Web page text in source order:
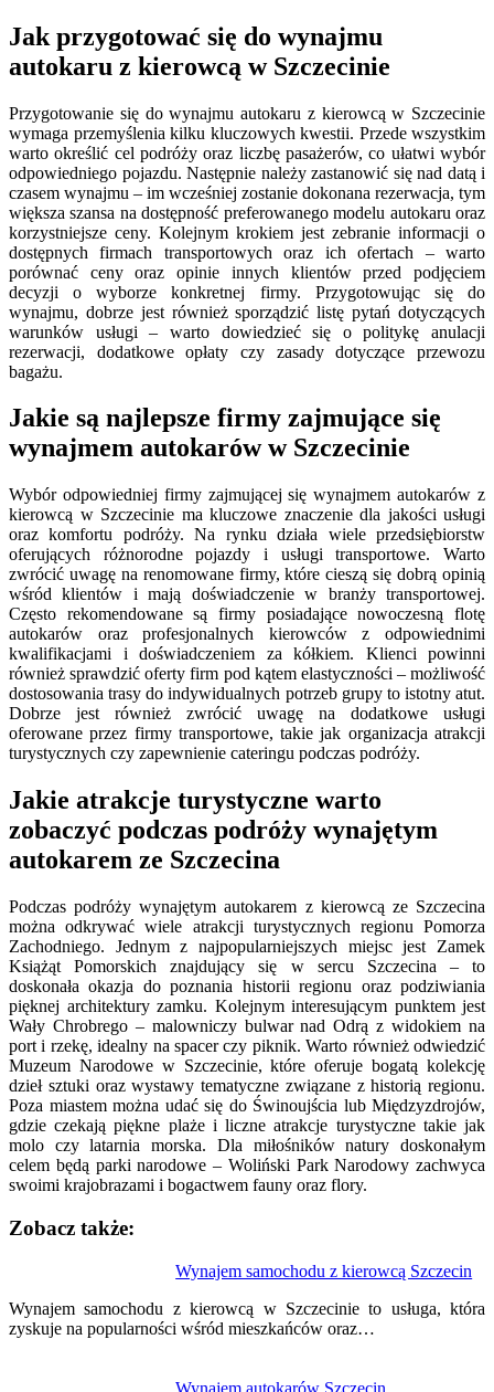
Jak przygotować się do wynajmu
autokaru z kierowcą w Szczecinie
Przygotowanie się do wynajmu autokaru z kierowcą w Szczecinie
wymaga przemyślenia kilku kluczowych kwestii. Przede wszystkim
warto określić cel podróży oraz liczbę pasażerów, co ułatwi wybór
odpowiedniego pojazdu. Następnie należy zastanowić się nad datą i
czasem wynajmu – im wcześniej zostanie dokonana rezerwacja, tym
większa szansa na dostępność preferowanego modelu autokaru oraz
korzystniejsze ceny. Kolejnym krokiem jest zebranie informacji o
dostępnych firmach transportowych oraz ich ofertach – warto
porównać ceny oraz opinie innych klientów przed podjęciem
decyzji o wyborze konkretnej firmy. Przygotowując się do
wynajmu, dobrze jest również sporządzić listę pytań dotyczących
warunków usługi – warto dowiedzieć się o politykę anulacji
rezerwacji, dodatkowe opłaty czy zasady dotyczące przewozu
bagażu.
Jakie są najlepsze firmy zajmujące się
wynajmem autokarów w Szczecinie
Wybór odpowiedniej firmy zajmującej się wynajmem autokarów z
kierowcą w Szczecinie ma kluczowe znaczenie dla jakości usługi
oraz komfortu podróży. Na rynku działa wiele przedsiębiorstw
oferujących różnorodne pojazdy i usługi transportowe. Warto
zwrócić uwagę na renomowane firmy, które cieszą się dobrą opinią
wśród klientów i mają doświadczenie w branży transportowej.
Często rekomendowane są firmy posiadające nowoczesną flotę
autokarów oraz profesjonalnych kierowców z odpowiednimi
kwalifikacjami i doświadczeniem za kółkiem. Klienci powinni
również sprawdzić oferty firm pod kątem elastyczności – możliwość
dostosowania trasy do indywidualnych potrzeb grupy to istotny atut.
Dobrze jest również zwrócić uwagę na dodatkowe usługi
oferowane przez firmy transportowe, takie jak organizacja atrakcji
turystycznych czy zapewnienie cateringu podczas podróży.
Jakie atrakcje turystyczne warto
zobaczyć podczas podróży wynajętym
autokarem ze Szczecina
Podczas podróży wynajętym autokarem z kierowcą ze Szczecina
można odkrywać wiele atrakcji turystycznych regionu Pomorza
Zachodniego. Jednym z najpopularniejszych miejsc jest Zamek
Książąt Pomorskich znajdujący się w sercu Szczecina – to
doskonała okazja do poznania historii regionu oraz podziwiania
pięknej architektury zamku. Kolejnym interesującym punktem jest
Wały Chrobrego – malowniczy bulwar nad Odrą z widokiem na
port i rzekę, idealny na spacer czy piknik. Warto również odwiedzić
Muzeum Narodowe w Szczecinie, które oferuje bogatą kolekcję
dzieł sztuki oraz wystawy tematyczne związane z historią regionu.
Poza miastem można udać się do Świnoujścia lub Międzyzdrojów,
gdzie czekają piękne plaże i liczne atrakcje turystyczne takie jak
molo czy latarnia morska. Dla miłośników natury doskonałym
celem będą parki narodowe – Woliński Park Narodowy zachwyca
swoimi krajobrazami i bogactwem fauny oraz flory.
Zobacz także:
Wynajem samochodu z kierowcą Szczecin
Wynajem samochodu z kierowcą w Szczecinie to usługa, która
zyskuje na popularności wśród mieszkańców oraz…
Wynajem autokarów Szczecin
wpisu